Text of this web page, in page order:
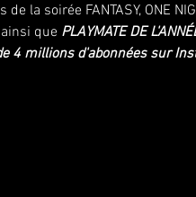
de la soirée FANTASY, ONE
que PLAYMATE DE
4 millions d'abonnées sur